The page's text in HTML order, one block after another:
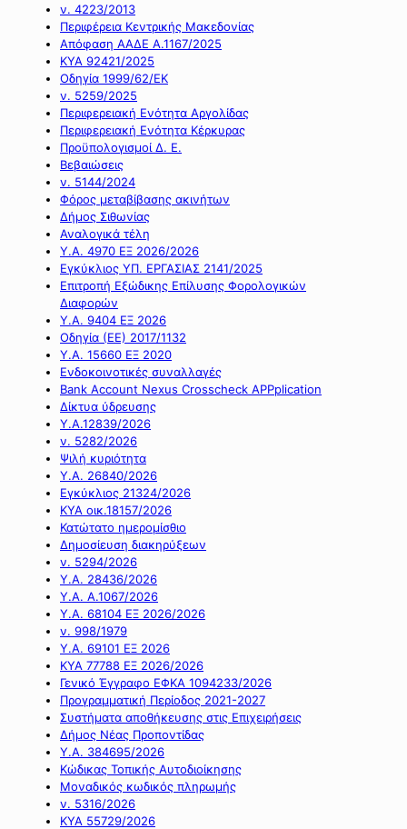
ν. 4223/2013
Περιφέρεια Κεντρικής Μακεδονίας
Απόφαση ΑΑΔΕ Α.1167/2025
ΚΥΑ 92421/2025
Οδηγία 1999/62/ΕΚ
ν. 5259/2025
Περιφερειακή Ενότητα Αργολίδας
Περιφερειακή Ενότητα Κέρκυρας
Προϋπολογισμοί Δ. Ε.
Βεβαιώσεις
ν. 5144/2024
Φόρος μεταβίβασης ακινήτων
Δήμος Σιθωνίας
Αναλογικά τέλη
Υ.Α. 4970 ΕΞ 2026/2026
Εγκύκλιος ΥΠ. ΕΡΓΑΣΙΑΣ 2141/2025
Επιτροπή Εξώδικης Επίλυσης Φορολογικών
Διαφορών
Υ.Α. 9404 ΕΞ 2026
Οδηγία (ΕΕ) 2017/1132
Υ.Α. 15660 ΕΞ 2020
Ενδοκοινοτικές συναλλαγές
Bank Account Nexus Crosscheck APPplication
Δίκτυα ύδρευσης
Υ.Α.12839/2026
ν. 5282/2026
Ψιλή κυριότητα
Υ.Α. 26840/2026
Εγκύκλιος 21324/2026
ΚΥΑ οικ.18157/2026
Κατώτατο ημερομίσθιο
Δημοσίευση διακηρύξεων
ν. 5294/2026
Υ.Α. 28436/2026
Υ.Α. Α.1067/2026
Υ.Α. 68104 ΕΞ 2026/2026
ν. 998/1979
Υ.Α. 69101 ΕΞ 2026
ΚΥΑ 77788 ΕΞ 2026/2026
Γενικό Έγγραφο ΕΦΚΑ 1094233/2026
Προγραμματική Περίοδος 2021-2027
Συστήματα αποθήκευσης στις Επιχειρήσεις
Δήμος Νέας Προποντίδας
Υ.Α. 384695/2026
Κώδικας Τοπικής Αυτοδιοίκησης
Μοναδικός κωδικός πληρωμής
ν. 5316/2026
ΚΥΑ 55729/2026